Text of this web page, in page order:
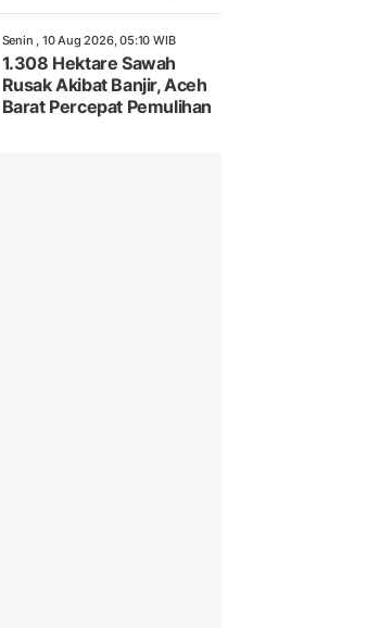
Senin , 10 Aug 2026, 05:10 WIB
1.308 Hektare Sawah
Rusak Akibat Banjir, Aceh
Barat Percepat Pemulihan